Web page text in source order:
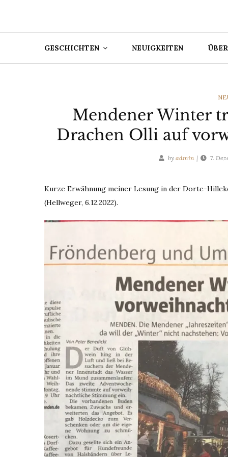
GESCHICHTEN NEUIGKEITEN
Mendener Winter
Drachen Olli auf
by admin 7.
Kurze Erwähnung meiner Lesung in der Dorte-
(Hellweger, 6.12.2022).